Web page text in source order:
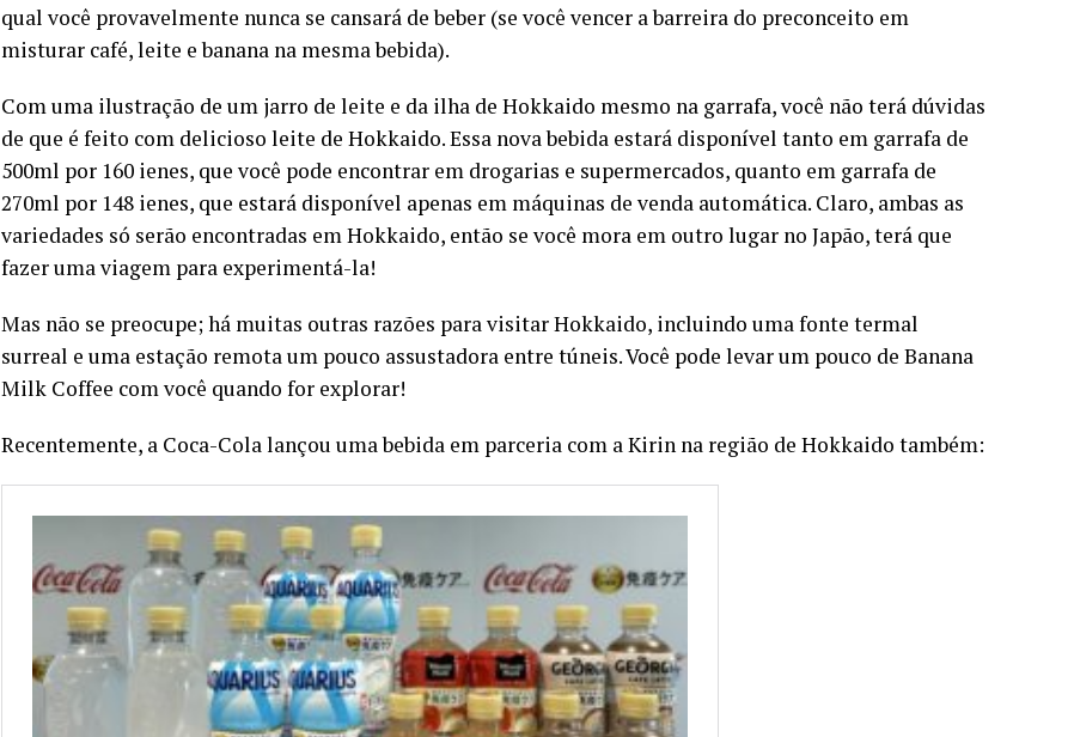
qual você provavelmente nunca se cansará de beber (se você vencer a barreira do preconceito em
misturar café, leite e banana na mesma bebida).
Com uma ilustração de um jarro de leite e da ilha de Hokkaido mesmo na garrafa, você não terá dúvidas
de que é feito com delicioso leite de Hokkaido. Essa nova bebida estará disponível tanto em garrafa de
500ml por 160 ienes, que você pode encontrar em drogarias e supermercados, quanto em garrafa de
270ml por 148 ienes, que estará disponível apenas em máquinas de venda automática. Claro, ambas as
variedades só serão encontradas em Hokkaido, então se você mora em outro lugar no Japão, terá que
fazer uma viagem para experimentá-la!
Mas não se preocupe; há muitas outras razões para visitar Hokkaido, incluindo uma fonte termal
surreal e uma estação remota um pouco assustadora entre túneis. Você pode levar um pouco de Banana
Milk Coffee com você quando for explorar!
Recentemente, a Coca-Cola lançou uma bebida em parceria com a Kirin na região de Hokkaido também: